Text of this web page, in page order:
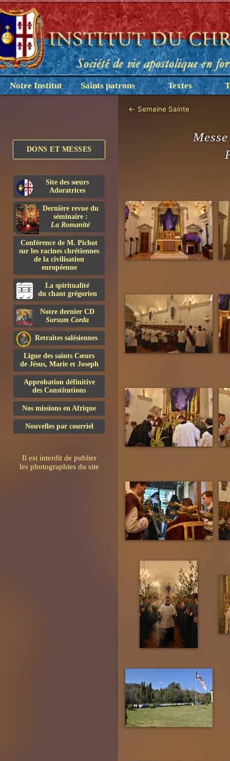
Notre Institut Saints patrons Textes
DONS ET MESSES
Site des sœurs
Adoratrices
Dernière revue du
séminaire :
La Romanité
Conférence de M. Pichot
sur les racines chrétiennes
de la civilisation
européenne
La spiritualité
du chant grégorien
Notre dernier CD
Sursum Corda
Retraites salésiennes
Ligue des saints Cœurs
de Jésus, Marie et Joseph
Approbation définitive
des Constitutions
Nos missions en Afrique
Nouvelles par courriel
Il est interdit de publier
les photographies du site
← Semaine Sainte